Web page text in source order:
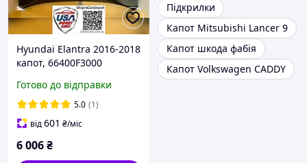
Hyundai Elantra 2016-2018
капот, 66400F3000
Готово до відправки
5.0 (1)
від601 ₴/міс
6 006₴
Підкрилки
Капот Mitsubishi Lancer 9
Капот шкода фабія
Капот Volkswagen CADDY